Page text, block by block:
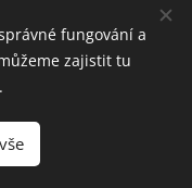
(Lemuři). Ani pozice
je jeho oddílová
díky průměru 172,
rukou nedělnou
fungování a
zajistit tu